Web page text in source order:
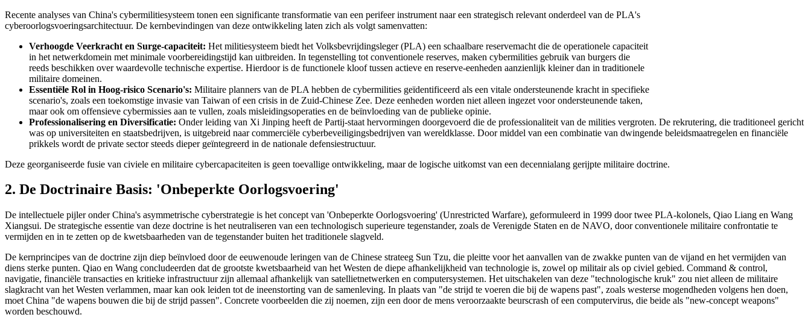
Recente analyses van China's cybermilitiesysteem tonen een significante transformatie van een perifeer instrument naar een strategisch relevant onderdeel van de PLA's
cyberoorlogsvoeringsarchitectuur. De kernbevindingen van deze ontwikkeling laten zich als volgt samenvatten:
Verhoogde Veerkracht en Surge-capaciteit: Het militiesysteem biedt het Volksbevrijdingsleger (PLA) een schaalbare reservemacht die de operationele capaciteit
in het netwerkdomein met minimale voorbereidingstijd kan uitbreiden. In tegenstelling tot conventionele reserves, maken cybermilities gebruik van burgers die
reeds beschikken over waardevolle technische expertise. Hierdoor is de functionele kloof tussen actieve en reserve-eenheden aanzienlijk kleiner dan in traditionele
militaire domeinen.
Essentiële Rol in Hoog-risico Scenario's: Militaire planners van de PLA hebben de cybermilities geïdentificeerd als een vitale ondersteunende kracht in specifieke
scenario's, zoals een toekomstige invasie van Taiwan of een crisis in de Zuid-Chinese Zee. Deze eenheden worden niet alleen ingezet voor ondersteunende taken,
maar ook om offensieve cybermissies aan te vullen, zoals misleidingsoperaties en de beïnvloeding van de publieke opinie.
Professionalisering en Diversificatie: Onder leiding van Xi Jinping heeft de Partij-staat hervormingen doorgevoerd die de professionaliteit van de milities vergroten. De rekrutering, die traditioneel gericht
was op universiteiten en staatsbedrijven, is uitgebreid naar commerciële cyberbeveiligingsbedrijven van wereldklasse. Door middel van een combinatie van dwingende beleidsmaatregelen en financiële
prikkels wordt de private sector steeds dieper geïntegreerd in de nationale defensiestructuur.
Deze georganiseerde fusie van civiele en militaire cybercapaciteiten is geen toevallige ontwikkeling, maar de logische uitkomst van een decennialang gerijpte militaire doctrine.
2. De Doctrinaire Basis: 'Onbeperkte Oorlogsvoering'
De intellectuele pijler onder China's asymmetrische cyberstrategie is het concept van 'Onbeperkte Oorlogsvoering' (Unrestricted Warfare), geformuleerd in 1999 door twee PLA-kolonels, Qiao Liang en Wang
Xiangsui. De strategische essentie van deze doctrine is het neutraliseren van een technologisch superieure tegenstander, zoals de Verenigde Staten en de NAVO, door conventionele militaire confrontatie te
vermijden en in te zetten op de kwetsbaarheden van de tegenstander buiten het traditionele slagveld.
De kernprincipes van de doctrine zijn diep beïnvloed door de eeuwenoude leringen van de Chinese strateeg Sun Tzu, die pleitte voor het aanvallen van de zwakke punten van de vijand en het vermijden van
diens sterke punten. Qiao en Wang concludeerden dat de grootste kwetsbaarheid van het Westen de diepe afhankelijkheid van technologie is, zowel op militair als op civiel gebied. Command & control,
navigatie, financiële transacties en kritieke infrastructuur zijn allemaal afhankelijk van satellietnetwerken en computersystemen. Het uitschakelen van deze "technologische kruk" zou niet alleen de militaire
slagkracht van het Westen verlammen, maar kan ook leiden tot de ineenstorting van de samenleving. In plaats van "de strijd te voeren die bij de wapens past", zoals westerse mogendheden volgens hen doen,
moet China "de wapens bouwen die bij de strijd passen". Concrete voorbeelden die zij noemen, zijn een door de mens veroorzaakte beurscrash of een computervirus, die beide als "new-concept weapons"
worden beschouwd.